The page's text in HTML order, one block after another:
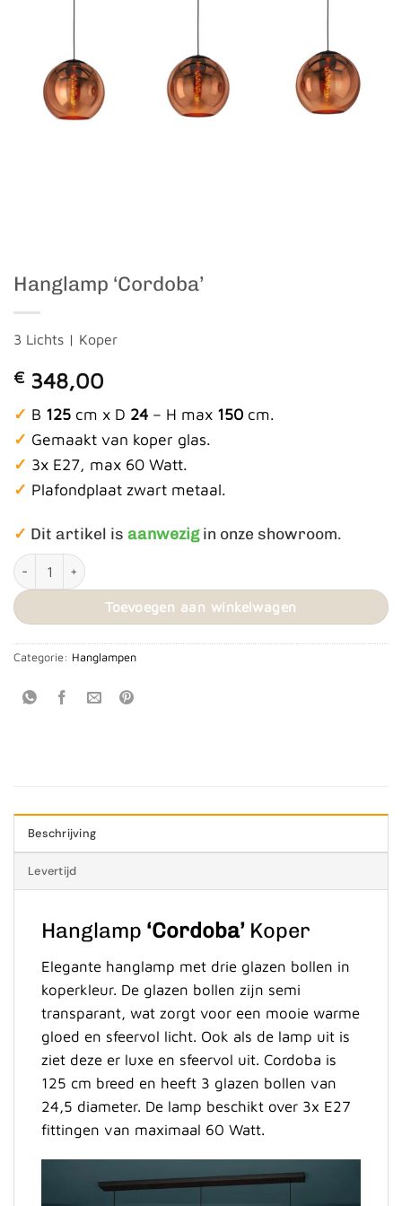
Hanglamp ‘Cordoba’
3 Lichts | Koper
€ 348,00
✓ B 125 cm x D 24 – H max 150 cm.
✓ Gemaakt van koper glas.
✓ 3x E27, max 60 Watt.
✓ Plafondplaat zwart metaal.
✓ Dit artikel is aanwezigin onze showroom.
Hanglamp ‘Cordoba’ aantal
Toevoegen aan winkelwagen
Categorie: Hanglampen
Beschrijving
Levertijd
Hanglamp ‘Cordoba’ Koper
Elegante hanglamp met drie glazen bollen in
koperkleur. De glazen bollen zijn semi
transparant, wat zorgt voor een mooie warme
gloed en sfeervol licht. Ook als de lamp uit is
ziet deze er luxe en sfeervol uit. Cordoba is
125 cm breed en heeft 3 glazen bollen van
24,5 diameter. De lamp beschikt over 3x E27
fittingen van maximaal 60 Watt.